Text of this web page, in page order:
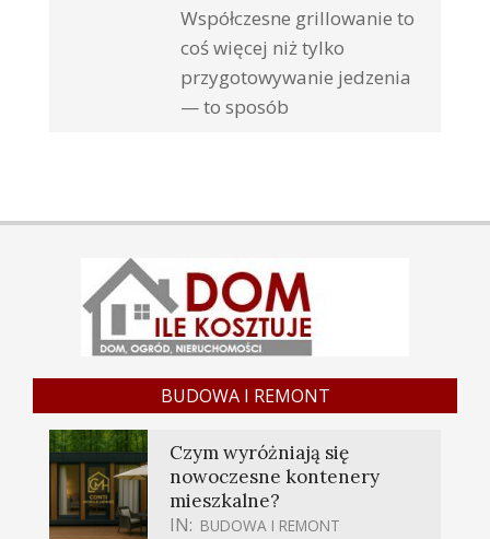
Współczesne grillowanie to
coś więcej niż tylko
przygotowywanie jedzenia
— to sposób
BUDOWA I REMONT
Czym wyróżniają się
nowoczesne kontenery
mieszkalne?
IN: BUDOWA I REMONT